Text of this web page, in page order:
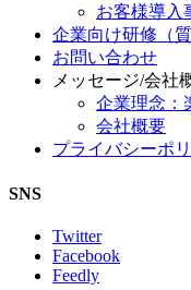
お客様導入
企業向け研修（
お問い合わせ
メッセージ/会社
企業理念：
会社概要
プライバシーポ
SNS
Twitter
Facebook
Feedly